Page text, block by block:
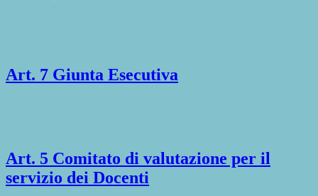
Art. 7 Giunta Esecutiva
Art. 5 Comitato di valutazione per il
servizio dei Docenti